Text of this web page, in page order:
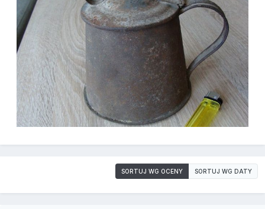
SORTUJ WG OCENY SORTUJ WG DATY